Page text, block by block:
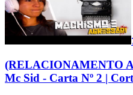
(RELACIONAMENTO
Mc Sid - Carta Nº 2 |